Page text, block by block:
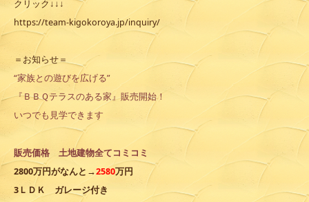
クリック↓↓↓
https://team-kigokoroya.jp/inquiry/
＝お知らせ＝
“家族との遊びを広げる”
『ＢＢＱテラスのある家』販売開始！
いつでも見学できます
販売価格 土地建物全てコミコミ
2800万円がなんと→2580万円
3ＬＤＫ ガレージ付き